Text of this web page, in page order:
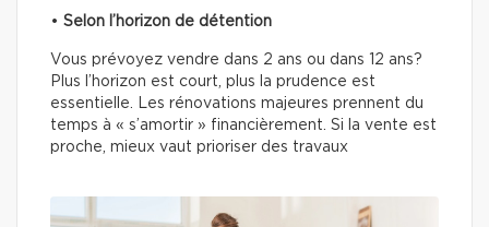
• Selon l’horizon de détention
Vous prévoyez vendre dans 2 ans ou dans 12 ans?
Plus l’horizon est court, plus la prudence est
essentielle. Les rénovations majeures prennent du
temps à « s’amortir » financièrement. Si la vente est
proche, mieux vaut prioriser des travaux